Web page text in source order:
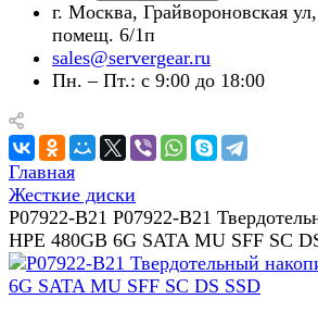
г. Москва, Грайвороновская
помещ. 6/1п
sales@servergear.ru
Пн. – Пт.: с 9:00 до 18:00
Главная
Жесткие диски
P07922-B21 P07922-B21
HPE 480GB 6G SATA MU SFF SC